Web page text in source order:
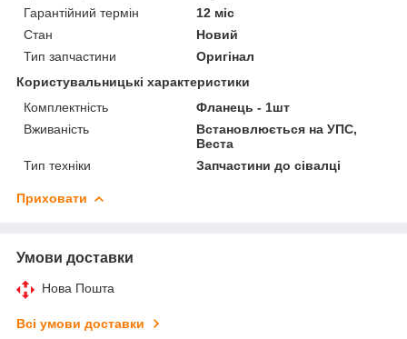
Гарантійний термін
12 міс
Стан
Новий
Тип запчастини
Оригінал
Користувальницькі характеристики
Комплектність
Фланець - 1шт
Вживаність
Встановлюється на УПС,
Веста
Тип техніки
Запчастини до сівалці
Приховати
Умови доставки
Нова Пошта
Всі умови доставки